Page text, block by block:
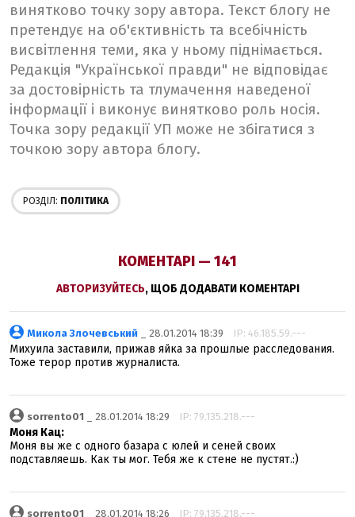
винятково точку зору автора. Текст блогу не
претендує на об'єктивність та всебічність
висвітлення теми, яка у ньому піднімається.
Редакція "Української правди" не відповідає
за достовірність та тлумачення наведеної
інформації і виконує винятково роль носія.
Точка зору редакції УП може не збігатися з
точкою зору автора блогу.
РОЗДІЛ: ПОЛІТИКА
КОМЕНТАРІ — 141
АВТОРИЗУЙТЕСЬ, ЩОБ ДОДАВАТИ КОМЕНТАРІ
Микола Злочевський _ 28.01.2014 18:39 IP: 46.185.59.---
Михуила заставили, прижав яйка за прошлые расследования.
Тоже терор против журналиста.
sorrento01 _ 28.01.2014 18:29 IP: 79.135.218.---
Моня Кац:
Моня вы же с одного базара с юлей и сеней своих
подставляешь. Как ты мог. Тебя же к стене не пустят.:)
sorrento01 _ 28.01.2014 18:26 IP: 79.135.218.---